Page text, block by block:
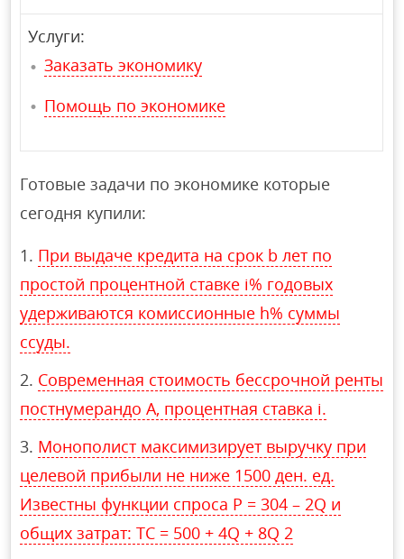
Услуги:
Заказать экономику
Помощь по экономике
Готовые задачи по экономике которые
сегодня купили:
При выдаче кредита на срок b лет по
простой процентной ставке i% годовых
удерживаются комиссионные h% суммы
ссуды.
Современная стоимость бессрочной ренты
постнумерандо A, процентная ставка i.
Монополист максимизирует выручку при
целевой прибыли не ниже 1500 ден. ед.
Известны функции спроса P = 304 – 2Q и
общих затрат: TC = 500 + 4Q + 8Q 2